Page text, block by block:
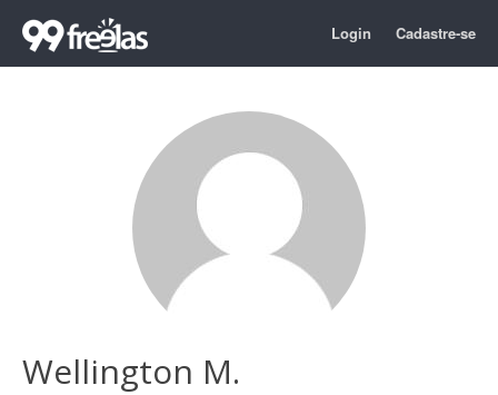
Login Cadastre-se
Wellington M.